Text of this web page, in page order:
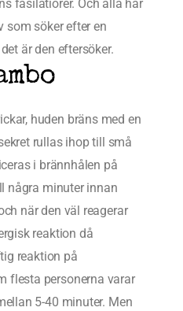
fasilatiorer. Och alla har
som söker efter en
är den eftersöker.
huden bräns med en
rullas ihop till små
i brännhålen på
några minuter innan
när den väl reagerar
reaktion då
reaktion på
flesta personerna varar
5-40 minuter. Men